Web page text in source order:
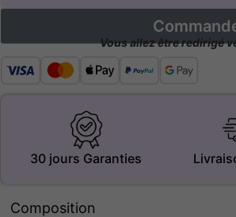
Vous allez être redirigé
30 jours Garanties
Composition